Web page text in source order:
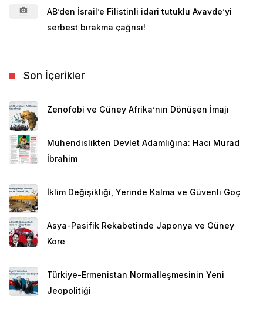
AB’den İsrail’e Filistinli idari tutuklu Avavde’yi
serbest bırakma çağrısı!
Son İçerikler
Zenofobi ve Güney Afrika’nın Dönüşen İmajı
Mühendislikten Devlet Adamlığına: Hacı Murad
İbrahim
İklim Değişikliği, Yerinde Kalma ve Güvenli Göç
Asya-Pasifik Rekabetinde Japonya ve Güney
Kore
Türkiye-Ermenistan Normalleşmesinin Yeni
Jeopolitiği